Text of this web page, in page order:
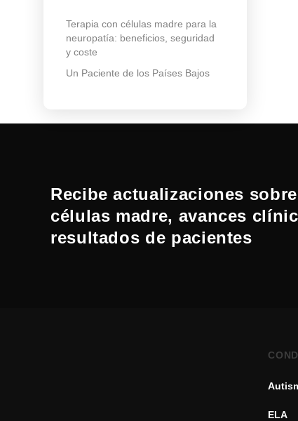
Terapia con células madre para la
neuropatía: beneficios, seguridad
y coste
Un Paciente de los Países Bajos
Recibe actualizaciones
células madre, avances
resultados de pacientes
ELA